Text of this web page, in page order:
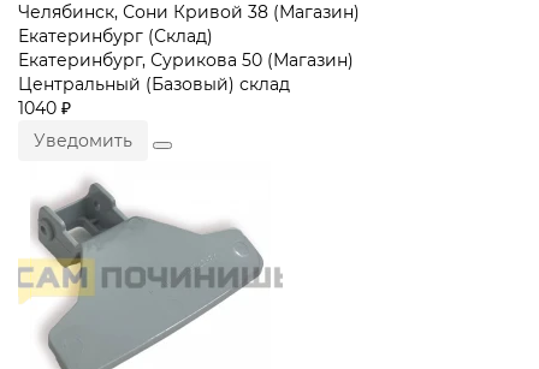
Челябинск, Сони Кривой 38 (Магазин)
Екатеринбург (Склад)
Екатеринбург, Сурикова 50 (Магазин)
Центральный (Базовый) склад
1040 ₽
Уведомить